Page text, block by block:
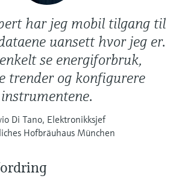
har jeg mobil tilgang til
uansett hvor jeg er.
se energiforbruk,
trender og konfigurere
instrumentene.
Di Tano, Elektronikksjef
Hofbräuhaus München